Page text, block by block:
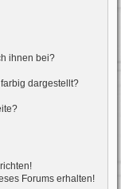
ihnen bei?
dargestellt?
Forums erhalten!